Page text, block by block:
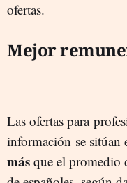
ofertas.
Mejor
Las ofertas para
información se sitúan
más que el promedio